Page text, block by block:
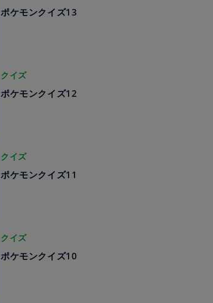
ポケモンクイズ13
クイズ
ポケモンクイズ12
クイズ
ポケモンクイズ11
クイズ
ポケモンクイズ10